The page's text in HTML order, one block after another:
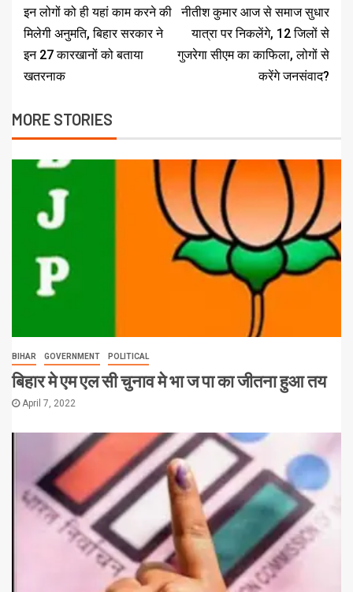
इन लोगों को ही यहां काम करने की
मिलेगी अनुमति, बिहार सरकार ने
इन 27 कारखानों को बताया
खतरनाक
नीतीश कुमार आज से समाज सुधार
यात्रा पर निकलेंगे, 12 जिलों से
गुजरेगा सीएम का काफिला, लोगों से
करेंगे जनसंवाद?
MORE STORIES
BIHAR GOVERNMENT POLITICAL
बिहार मे एम एल सी चुनाव मे भा ज पा का जीतना हुआ तय
April 7, 2022